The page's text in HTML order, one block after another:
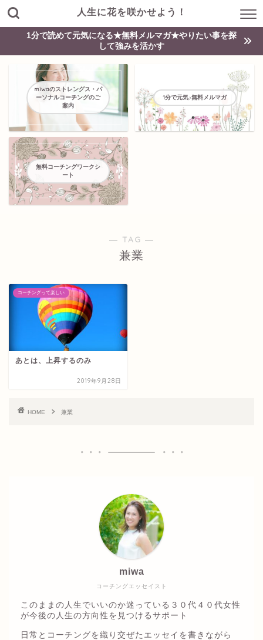
人生に花を咲かせよう！
1分で読めて元気になる★無料メルマガ★やりたい事を探
して強みを活かす
miwaのストレングス・パ
ーソナルコーチングのご
案内
1分で元気♪無料メルマガ
無料コーチングワークシ
ート
― TAG ―
兼業
コーチングって楽しい
あとは、上昇するのみ
2019年9月28日
HOME 兼業
コーチングエッセイスト
miwa
このままの人生でいいのか迷っている３０代４０代女性
が今後の人生の方向性を見つけるサポート
日常とコーチングを織り交ぜたエッセイを書きながら